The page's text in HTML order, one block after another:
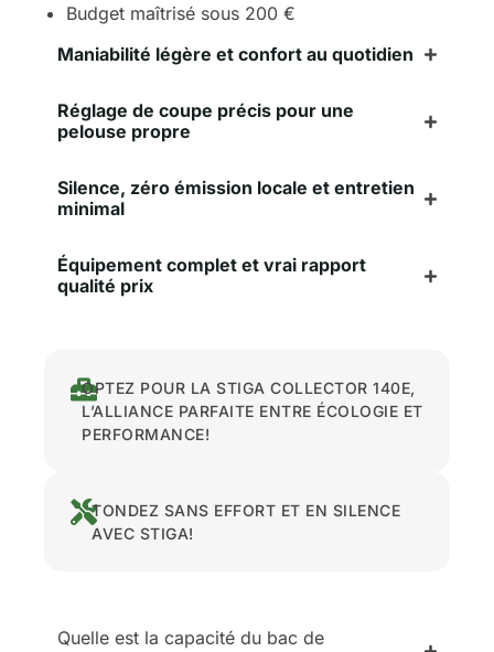
Budget maîtrisé sous 200 €
Maniabilité légère et confort au quotidien
Réglage de coupe précis pour une
pelouse propre
Silence, zéro émission locale et entretien
minimal
Équipement complet et vrai rapport
qualité prix
OPTEZ POUR LA STIGA COLLECTOR 140E,
L’ALLIANCE PARFAITE ENTRE ÉCOLOGIE ET
PERFORMANCE!
TONDEZ SANS EFFORT ET EN SILENCE
AVEC STIGA!
Quelle est la capacité du bac de